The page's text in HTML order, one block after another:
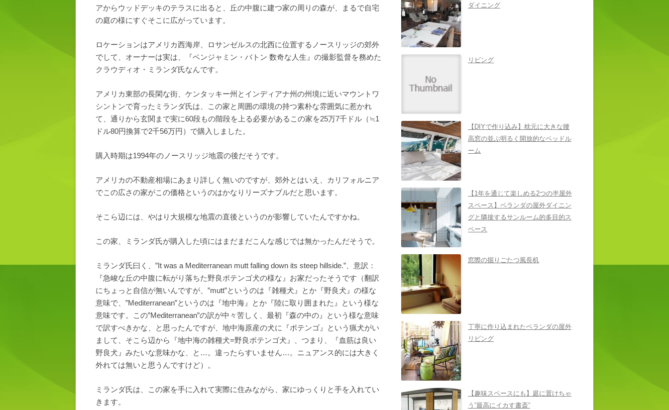
アからウッドデッキのテラスに出ると、丘の中腹に建つ家の周りの森が、まるで自宅
の庭の様にすぐそこに広がっています。
ロケーションはアメリカ西海岸、ロサンゼルスの北西に位置するノースリッジの郊外
でして、オーナーは実は、『ベンジャミン・バトン 数奇な人生』の撮影監督を務めた
クラウディオ・ミランダ氏なんです。
アメリカ東部の長閑な街、ケンタッキー州とインディアナ州の州境に近いマウントワ
シントンで育ったミランダ氏は、この家と周囲の環境の持つ素朴な雰囲気に惹かれ
て、通りから玄関まで実に60段もの階段を上る必要があるこの家を25万7千ドル（≒1
ドル80円換算で2千56万円）で購入しました。
購入時期は1994年のノースリッジ地震の後だそうです。
アメリカの不動産相場にあまり詳しく無いのですが、郊外とはいえ、カリフォルニア
でこの広さの家がこの価格というのはかなりリーズナブルだと思います。
そこら辺には、やはり大規模な地震の直後というのが影響していたんですかね。
この家、ミランダ氏が購入した頃にはまだまだこんな感じでは無かったんだそうで。
ミランダ氏曰く、”It was a Mediterranean mutt falling down its steep hillside.”、意訳：
『急峻な丘の中腹に転がり落ちた野良ポテンゴ犬の様な』お家だったそうです（翻訳
にちょっと自信が無いんですが、”mutt”というのは『雑種犬』とか『野良犬』の様な
意味で、”Mediterranean”というのは『地中海』とか『陸に取り囲まれた』という様な
意味です。この”Mediterranean”の訳が中々苦しく、最初『森の中の』という様な意味
で訳すべきかな、と思ったんですが、地中海原産の犬に『ポテンゴ』という猟犬がい
まして、そこら辺から『地中海の雑種犬=野良ポテンゴ犬』、つまり、『血筋は良い
野良犬』みたいな意味かな、と…。違ったらすいません…。ニュアンス的には大きく
外れては無いと思うんですけど）。
ミランダ氏は、この家を手に入れて実際に住みながら、家にゆっくりと手を入れてい
きます。
ダイニング
リビング
【DIYで作り込み】枕元に大きな腰
高窓の並ぶ明るく開放的なベッドル
ーム
【1年を通じて楽しめる2つの半屋外
スペース】ベランダの屋外ダイニン
グと隣接するサンルーム的多目的ス
ペース
窓際の掘りごたつ風長机
丁寧に作り込まれたベランダの屋外
リビング
【趣味スペースにも】庭に置けちゃ
う”最高にイカす書斎”